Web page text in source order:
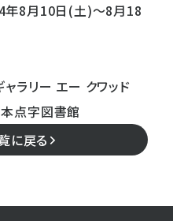
年8月10日(土)〜8月18
ラリー エー クワッド
点字図書館
に戻る